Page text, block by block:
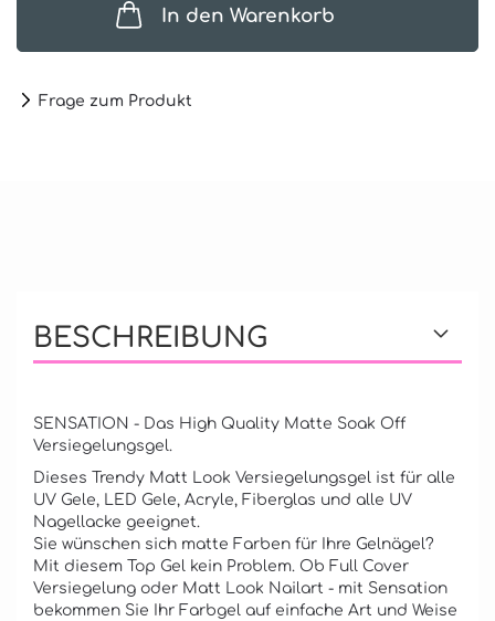
In den Warenkorb
Frage zum Produkt
BESCHREIBUNG
SENSATION - Das High Quality Matte Soak Off
Versiegelungsgel.
Dieses Trendy Matt Look Versiegelungsgel ist für alle
UV Gele, LED Gele, Acryle, Fiberglas und alle UV
Nagellacke geeignet.
Sie wünschen sich matte Farben für Ihre Gelnägel?
Mit diesem Top Gel kein Problem. Ob Full Cover
Versiegelung oder Matt Look Nailart - mit Sensation
bekommen Sie Ihr Farbgel auf einfache Art und Weise